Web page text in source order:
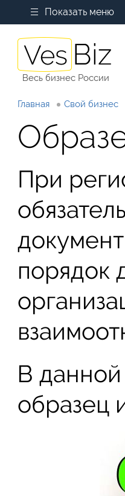
Показать меню
Весь бизнес России
Главная Свой бизнес
При
порядок
В данной
образец